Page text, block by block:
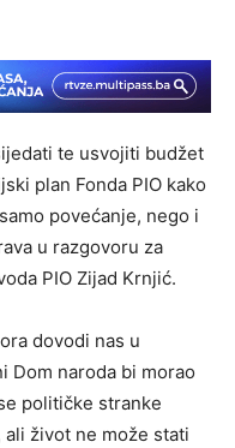
te usvojiti budžet
plan Fonda PIO kako
povećanje, nego i
u razgovoru za
PIO Zijad Krnjić.
dovodi nas u
Dom naroda bi morao
političke stranke
život ne može stati